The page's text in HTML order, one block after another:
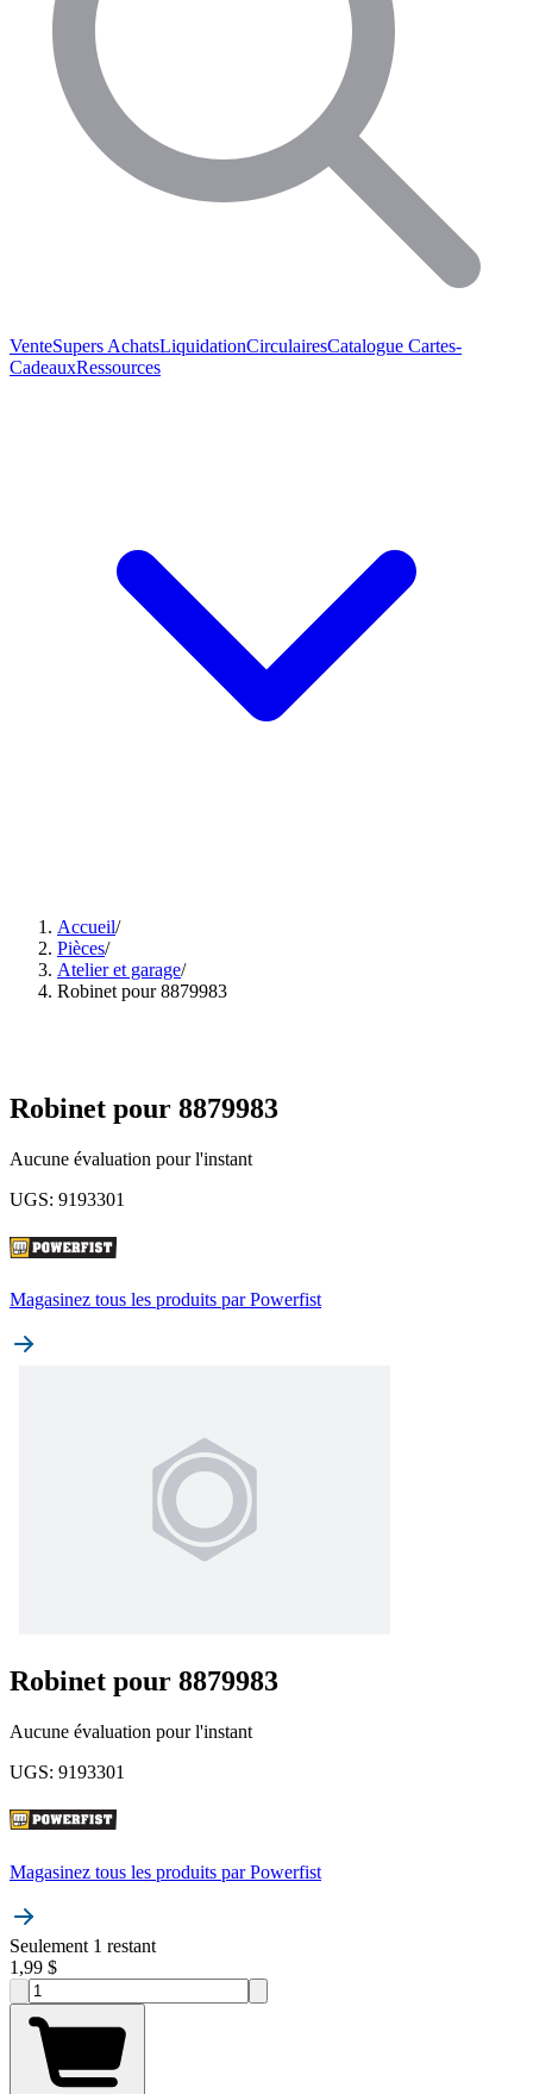
VenteSupers AchatsLiquidationCirculairesCatalogue Cartes-
CadeauxRessources
Accueil/
Pièces/
Atelier et garage/
Robinet pour 8879983
Robinet pour 8879983
Aucune évaluation pour l'instant
UGS: 9193301
Magasinez tous les produits par Powerfist
Robinet pour 8879983
Aucune évaluation pour l'instant
UGS: 9193301
Magasinez tous les produits par Powerfist
Seulement 1 restant
1,99 $